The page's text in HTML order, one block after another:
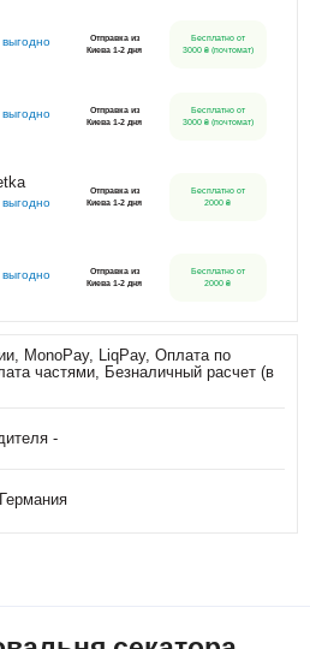
Отправка из
Киева 1-2 дня
Бесплатно от
3000 ₴ (почтомат)
Отправка из
Киева 1-2 дня
Бесплатно от
3000 ₴ (почтомат)
Отправка из
Киева 1-2 дня
Бесплатно от
2000 ₴
Отправка из
Киева 1-2 дня
Бесплатно от
2000 ₴
MonoPay, LiqPay, Оплата по
частями, Безналичный расчет (в
-